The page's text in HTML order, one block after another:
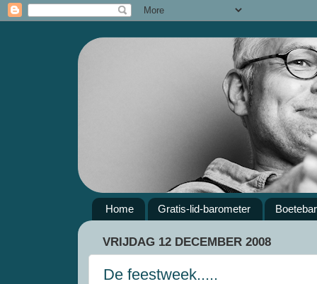
Home Gratis-lid-barometer
VRIJDAG 12 DECEMBER 2008
De feestweek.....